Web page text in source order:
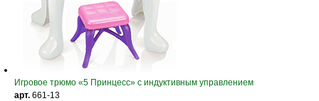
Игровое трюмо «5 Принцесс» с индуктивным управлением
арт. 661-13